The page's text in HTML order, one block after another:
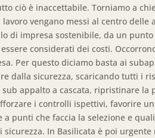
ciò è inaccettabile. Torniamo a
vengano messi al centro delle
di impresa sostenibile, da un
considerati dei costi.
Per questo diciamo basta ai
dalla sicurezza, scaricando tutti i
appalto a cascata, ripristinare
i controlli ispettivi, favorire
punti che faccia la selezione e
In Basilicata è poi